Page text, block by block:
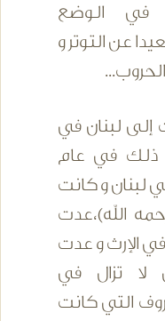
في الوضع
عن التوتر و
لبنان في
ذلك في عام
لبنان و كانت
الله)،عدت
الإرث و عدت
لا تزال في
التي كانت